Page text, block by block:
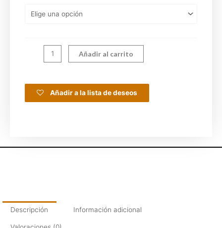
Añadir al carrito
Añadir a la lista de deseos
Descripción Información adicional